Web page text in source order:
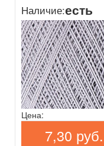
Наличие:есть
Цена:
7,30 руб.